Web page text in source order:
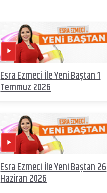
Esra Ezmeci İle Yeni Baştan 1
Temmuz 2026
Esra Ezmeci İle Yeni Baştan 26
Haziran 2026